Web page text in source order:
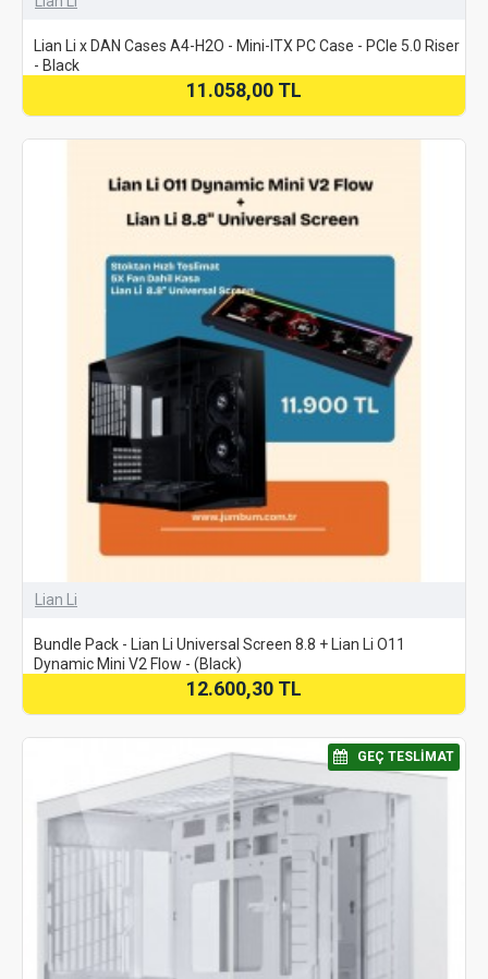
Lian Li x DAN Cases A4-H2O - Mini-ITX PC Case - PCIe 5.0 Riser
- Black
11.058,00 TL
Lian Li
Bundle Pack - Lian Li Universal Screen 8.8 + Lian Li O11
Dynamic Mini V2 Flow - (Black)
12.600,30 TL
⠀GEÇ TESLIMAT